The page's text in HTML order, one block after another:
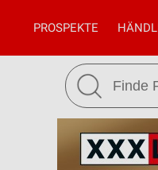
PROSPEKTE